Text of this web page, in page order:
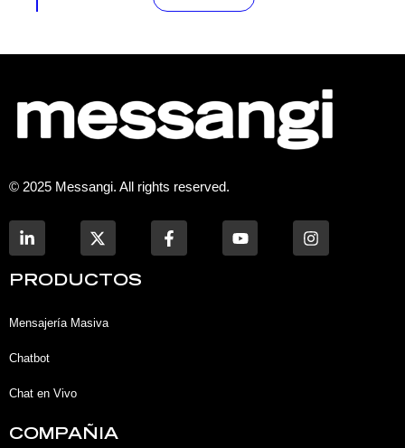
© 2025 Messangi. All rights reserved.
i
n
k
i
-
n
F
a
c
o
u
I
n
s
PRODUCTOS
Mensajería Masiva
Chatbot
Chat en Vivo
COMPAÑIA